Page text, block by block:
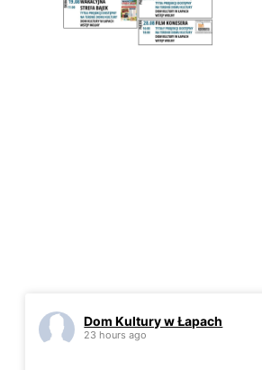
Dom Kultury w Łapach
23 hours ago